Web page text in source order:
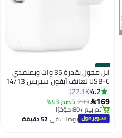
#46 ابل محول بقدرة 35 وات وبمنفذي
USB-C لهاتف آيفون سيريس 14/13
أبيض4.2
22.1K
169
299 خصم 43%
تم بيع +80 مؤخرًا
تم بيع +80 مؤخرًايوصلك في52 دقيقة